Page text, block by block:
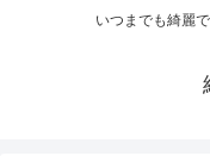
いつまでも綺麗